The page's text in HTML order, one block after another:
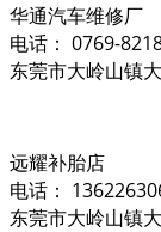
华通汽车维修厂
电话： 0769-
东莞市大岭山镇
远耀补胎店
电话：
东莞市大岭山镇